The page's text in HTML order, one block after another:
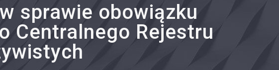
sprawie obowiązku
Centralnego Rejestru